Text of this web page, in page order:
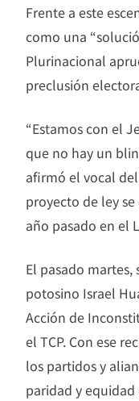
Frente a este
como una
Plurinacional
preclusión
“Estamos con el
que no hay un
afirmó el vocal
proyecto de ley
año pasado en el
El pasado
potosino Israel
Acción de
el TCP. Con ese
los partidos y
paridad y